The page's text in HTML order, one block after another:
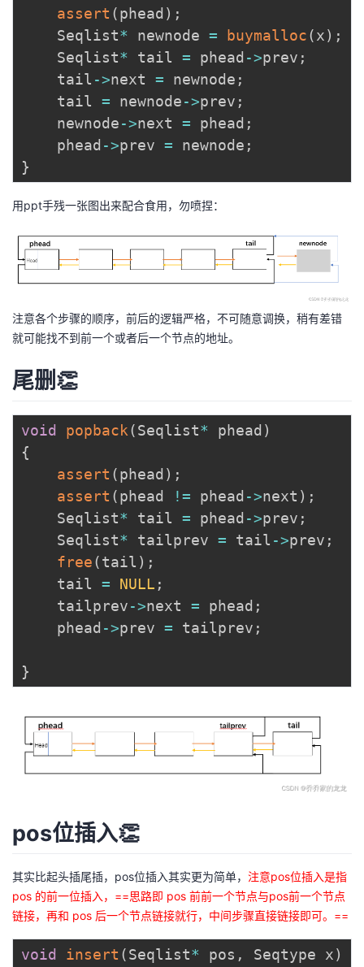
assert (phead ) ;
	Seqlist
* newnode = buymalloc(x) ;
	Seqlist
* tail = phead ->prev ;
	tail
->next = newnode ;
	tail
= newnode->prev ;
	newnode
->next = phead ;
	phead
->prev = newnode ;
}
用ppt手残一张图出来配合食用，勿喷捏：
注意各个步骤的顺序，前后的逻辑严格，不可随意调换，稍有差错
就可能找不到前一个或者后一个节点的地址。
尾删👏
void popback(Seqlist* phead )
{
assert (phead ) ;
assert (phead != phead ->next ) ;
	Seqlist
* tail = phead ->prev ;
	Seqlist
* tailprev = tail ->prev ;
free(tail ) ;
	tail
= NULL ;
	tailprev
->next = phead ;
	phead
->prev = tailprev ;
}
pos位插入👏
其实比起头插尾插，pos位插入其实更为简单， 注意pos位插入是指
pos 的前一位插入，==思路即 pos 前前一个节点与pos前一个节点
链接，再和 pos 后一个节点链接就行，中间步骤直接链接即可。==
void insert (Seqlist* pos , Seqtype x)